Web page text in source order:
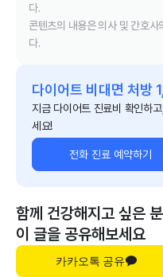
다.
콘텐츠의 내용은 의사 및 간호사
다.
다이어트 비대면 처방
지금 다이어트 진료비 확인하
세요!
전화 진료 예약하기
함께 건강해지고 싶은 분
이 글을 공유해보세요
카카오톡 공유